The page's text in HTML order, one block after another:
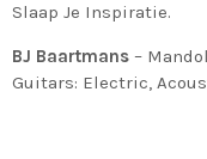
Slaap Je Inspiratie.
BJ Baartmans –
Guitars: Electric,